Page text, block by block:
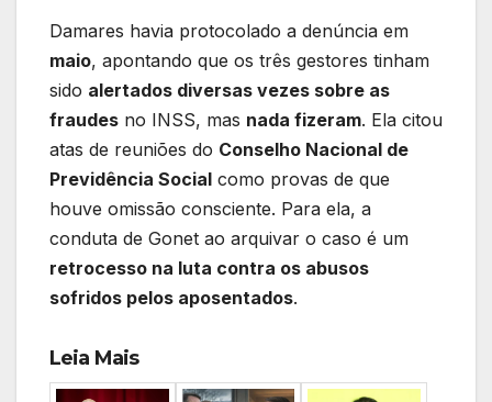
Damares havia protocolado a denúncia em
maio, apontando que os três gestores tinham
sido alertados diversas vezes sobre as
fraudes no INSS, mas nada fizeram. Ela citou
atas de reuniões do Conselho Nacional de
Previdência Social como provas de que
houve omissão consciente. Para ela, a
conduta de Gonet ao arquivar o caso é um
retrocesso na luta contra os abusos
sofridos pelos aposentados.
Leia Mais